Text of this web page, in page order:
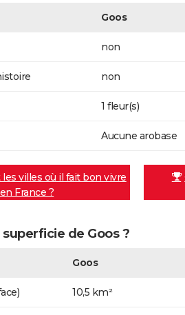
Goos
non
non
1 fleur(s)
Aucune arobase
villes où il fait bon vivre
en France ?
de Goos ?
Goos
10,5 km²